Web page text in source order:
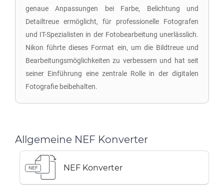
genaue Anpassungen bei Farbe, Belichtung und
Detailtreue ermöglicht, für professionelle Fotografen
und IT-Spezialisten in der Fotobearbeitung unerlässlich.
Nikon führte dieses Format ein, um die Bildtreue und
Bearbeitungsmöglichkeiten zu verbessern und hat seit
seiner Einführung eine zentrale Rolle in der digitalen
Fotografie beibehalten.
Allgemeine NEF Konverter
NEF NEF Konverter